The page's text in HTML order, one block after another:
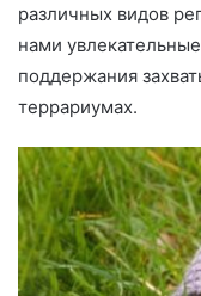
различных видов
нами
поддержания
террариумах.